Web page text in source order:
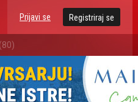
Prijavi se Registriraj se
(80)